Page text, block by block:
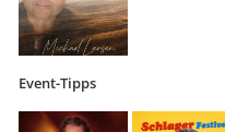
Event-Tipps